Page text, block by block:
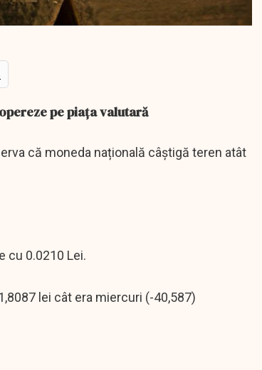
pe piaţa valutară
că moneda națională câștigă teren atât
cu 0.0210 Lei.
lei cât era miercuri (-40,587)